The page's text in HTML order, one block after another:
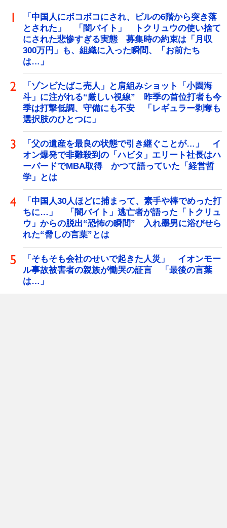
「中国人にボコボコにされ、ビルの6階から突き落
とされた」 「闇バイト」 トクリュウの使い捨て
にされた悲惨すぎる実態 募集時の約束は「月収
300万円」も、組織に入った瞬間、「お前たち
は…」
「ゾンビたばこ売人」と肩組みショット「小園海
斗」に注がれる“厳しい視線” 昨季の首位打者も今
季は打撃低調、守備にも不安 「レギュラー剥奪も
選択肢のひとつに」
「父の遺産を最良の状態で引き継ぐことが…」 イ
オン爆発で非難殺到の「ハビタ」エリート社長はハ
ーバードでMBA取得 かつて語っていた「経営哲
学」とは
「中国人30人ほどに捕まって、素手や棒でめった打
ちに…」 「闇バイト」逃亡者が語った「トクリュ
ウ」からの脱出“恐怖の瞬間” 入れ墨男に浴びせら
れた“脅しの言葉”とは
「そもそも会社のせいで起きた人災」 イオンモー
ル事故被害者の親族が慟哭の証言 「最後の言葉
は…」